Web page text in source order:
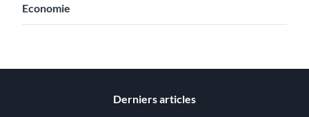
Economie
Derniers articles